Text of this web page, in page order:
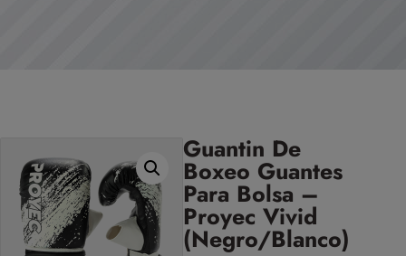
Guantin De
Boxeo Guantes
Para Bolsa –
Proyec Vivid
(Negro/Blanco)